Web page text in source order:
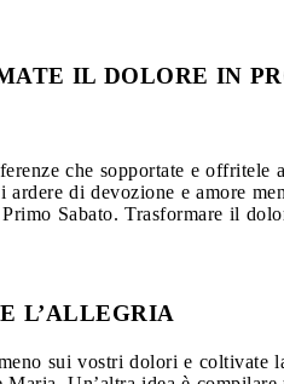
IL DOLORE IN
che sopportate e
ardere di devozione e amore
Sabato. Trasformare il
L’ALLEGRIA
sui vostri dolori e coltivate